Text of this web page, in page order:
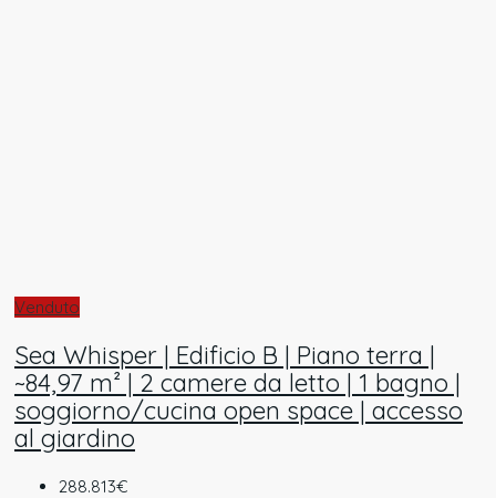
Venduto
Sea Whisper | Edificio B | Piano terra |
~84,97 m² | 2 camere da letto | 1 bagno |
soggiorno/cucina open space | accesso
al giardino
288.813€